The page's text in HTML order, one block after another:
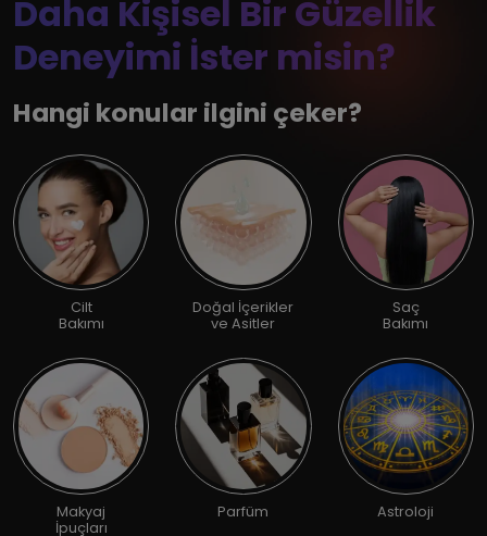
Daha Kişisel Bir Güzellik
Deneyimi İster misin?
Hangi konular ilgini çeker?
Cilt
Bakımı
Doğal İçerikler
ve Asitler
Saç
Bakımı
Makyaj
İpuçları
Parfüm Astroloji